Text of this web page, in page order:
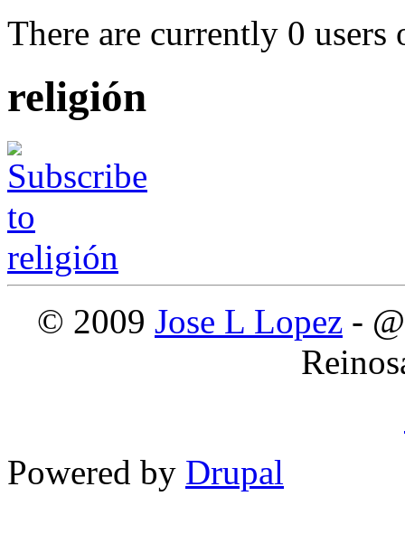
There are currently 0 users
religión
© 2009 Jose L Lopez -
Powered by Drupal